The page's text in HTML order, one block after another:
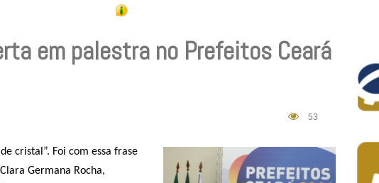
em palestra no Prefeitos Ceará
53
cristal”. Foi com essa frase
Germana Rocha,